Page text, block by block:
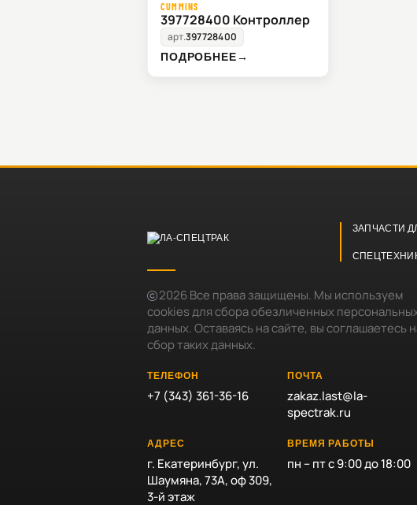
CUMMINS
397728400 Контроллер
арт.397728400
ПОДРОБНЕЕ→
ЗАПЧАСТИ
2026Все права защищены. Мы используем
cookies для сбора обезличенных
данных. Оставаясь на сайте, вы соглашаетесь
сбор таких данных.
ТЕЛЕФОН
+7 (343) 361-36-16
ПОЧТА
zakaz.last@la-
spectrak.ru
АДРЕС
г. Екатеринбург, ул.
Шаумяна, 73А, оф 309,
3-й этаж
ВРЕМЯ РАБОТЫ
пн – пт с 9:00 до 18:00